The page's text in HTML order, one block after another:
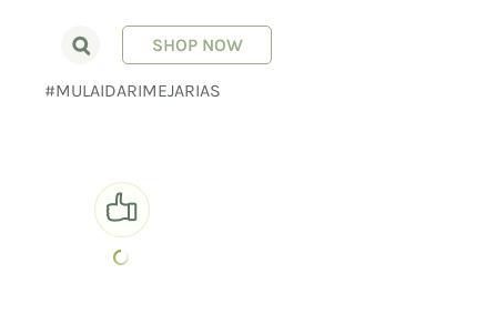
#MULAIDARIMEJARIAS
SHOP NOW
0